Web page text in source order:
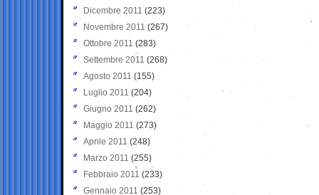
Dicembre 2011 (223)
Novembre 2011 (267)
Ottobre 2011 (283)
Settembre 2011 (268)
Agosto 2011 (155)
Luglio 2011 (204)
Giugno 2011 (262)
Maggio 2011 (273)
Aprile 2011 (248)
Marzo 2011 (255)
Febbraio 2011 (233)
Gennaio 2011 (253)